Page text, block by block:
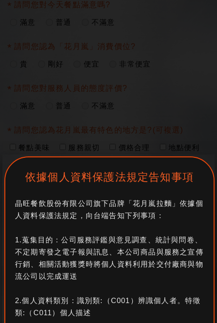
請問您對今天餐點滿意嗎?
滿意 普通 不滿意
請問您認為「花月嵐」消費價位?
貴 剛好 便宜 非常便宜
請問您對服務人員的態度評價?
滿意 普通 不滿意
請問您認為花月嵐最有特色的地方是?(可複選)
餐點美味 服務親切 價格合理 地點便利
交通方便 餐點選擇性多 常推出限定新口味
Google評論好 部落客、網紅推薦
請問您期待在花月嵐可以吃到哪一種口味的拉麵
清湯系 口味拉麵 (醬油.豚骨.鹽味)
依據個人資料保護法規定告知事項
晶旺餐飲股份有限公司旗下品牌「花月嵐拉麵」依據個
人資料保護法規定，向台端告知下列事項：
1.蒐集目的：公司服務評鑑與意見調查、統計與問卷、
不定期寄發之電子報與訊息、本公司商品與服務之宣傳
行銷、相關活動獲獎時將個人資料利用於交付廠商與物
流公司以完成運送
2.個人資料類別：識別類:（C001）辨識個人者。特徵
類:（C011）個人描述